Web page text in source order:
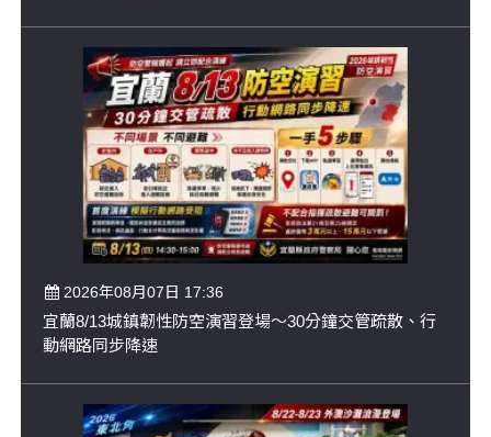
2026年08月07日 17:36
宜蘭8/13城鎮韌性防空演習登場～30分鐘交管疏散、行
動網路同步降速